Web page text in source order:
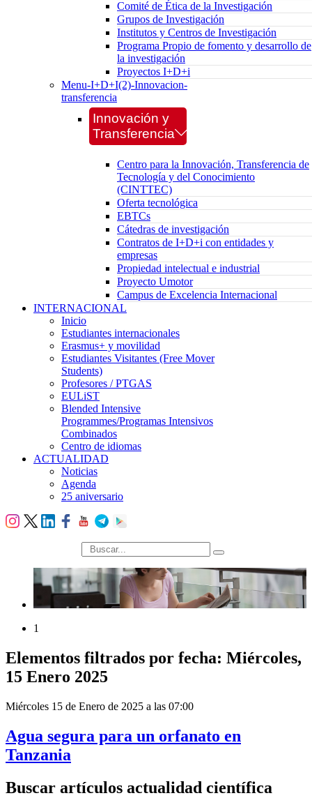
Comité de Ética de la Investigación
Grupos de Investigación
Institutos y Centros de Investigación
Programa Propio de fomento y desarrollo de
la investigación
Proyectos I+D+i
Menu-I+D+I(2)-Innovacion-
transferencia
Innovación y
Transferencia
Centro para la Innovación, Transferencia de
Tecnología y del Conocimiento
(CINTTEC)
Oferta tecnológica
EBTCs
Cátedras de investigación
Contratos de I+D+i con entidades y
empresas
Propiedad intelectual e industrial
Proyecto Umotor
Campus de Excelencia Internacional
INTERNACIONAL
Inicio
Estudiantes internacionales
Erasmus+ y movilidad
Estudiantes Visitantes (Free Mover
Students)
Profesores / PTGAS
EULiST
Blended Intensive
Programmes/Programas Intensivos
Combinados
Centro de idiomas
ACTUALIDAD
Noticias
Agenda
25 aniversario
búsqueda
1
Elementos filtrados por fecha: Miércoles,
15 Enero 2025
Miércoles 15 de Enero de 2025 a las 07:00
Agua segura para un orfanato en
Tanzania
Buscar artículos actualidad científica